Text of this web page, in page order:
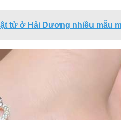
tử ở Hải Dương nhiều mẫu